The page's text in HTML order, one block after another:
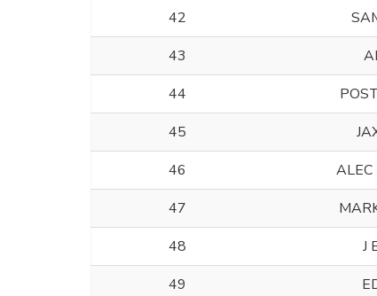
42
43
44
45
46
ALEC
47
48
J
49